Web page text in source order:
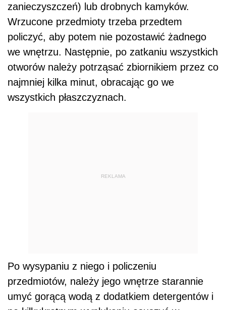
zanieczyszczeń) lub drobnych kamyków.
Wrzucone przedmioty trzeba przedtem
policzyć, aby potem nie pozostawić żadnego
we wnętrzu. Następnie, po zatkaniu wszystkich
otworów należy potrząsać zbiornikiem przez co
najmniej kilka minut, obracając go we
wszystkich płaszczyznach.
REKLAMA
Po wysypaniu z niego i policzeniu
przedmiotów, należy jego wnętrze starannie
umyć gorącą wodą z dodatkiem detergentów i